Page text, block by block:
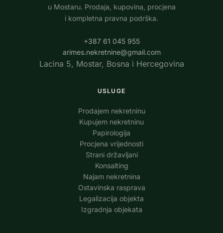
u Mostaru. Prodaja, kupovina, procjena
i kompletna pravna podrška.
+387 61 045 955
arimes.nekretnine@gmail.com
Lacina 5, Mostar, Bosna i Hercegovina
USLUGE
Prodajem nekretninu
Kupujem nekretninu
Papirologijа
Procjena vrijednosti
Strani državljani
Konsalting
Najam nekretnina
Ostavinska rasprava
Legalizacija objekta
Izgradnja objekata